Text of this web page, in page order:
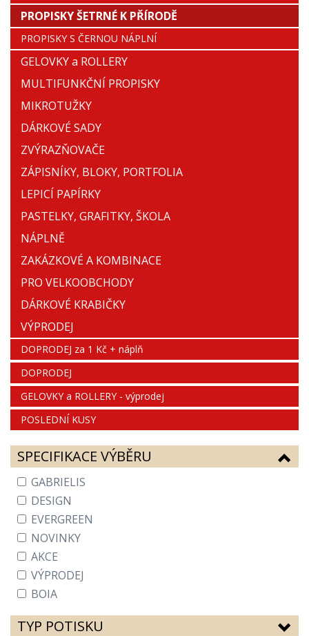
PROPISKY ŠETRNÉ K PŘÍRODĚ
PROPISKY S ČERNOU NÁPLNÍ
GELOVKY a ROLLERY
MULTIFUNKČNÍ PROPISKY
MIKROTUŽKY
DÁRKOVÉ SADY
ZVÝRAZŇOVAČE
ZÁPISNÍKY, BLOKY, PORTFOLIA
LEPICÍ PAPÍRKY
PASTELKY, GRAFITKY, ŠKOLA
NÁPLNĚ
ZAKÁZKOVÉ A KOMBINACE
PRO VELKOOBCHODY
DÁRKOVÉ KRABIČKY
VÝPRODEJ
DOPRODEJ za 1 Kč + náplň
DOPRODEJ
GELOVKY a ROLLERY - výprodej
POSLEDNÍ KUSY
SPECIFIKACE VÝBĚRU
GABRIELIS
DESIGN
EVERGREEN
NOVINKY
AKCE
VÝPRODEJ
BOIA
TYP POTISKU